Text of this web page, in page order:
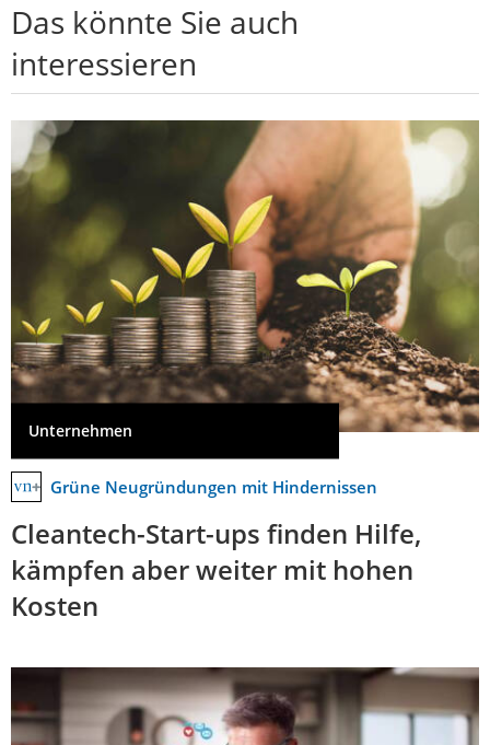
Das könnte Sie auch
interessieren
Unternehmen
Grüne Neugründungen mit Hindernissen
Cleantech-Start-ups finden Hilfe,
kämpfen aber weiter mit hohen
Kosten